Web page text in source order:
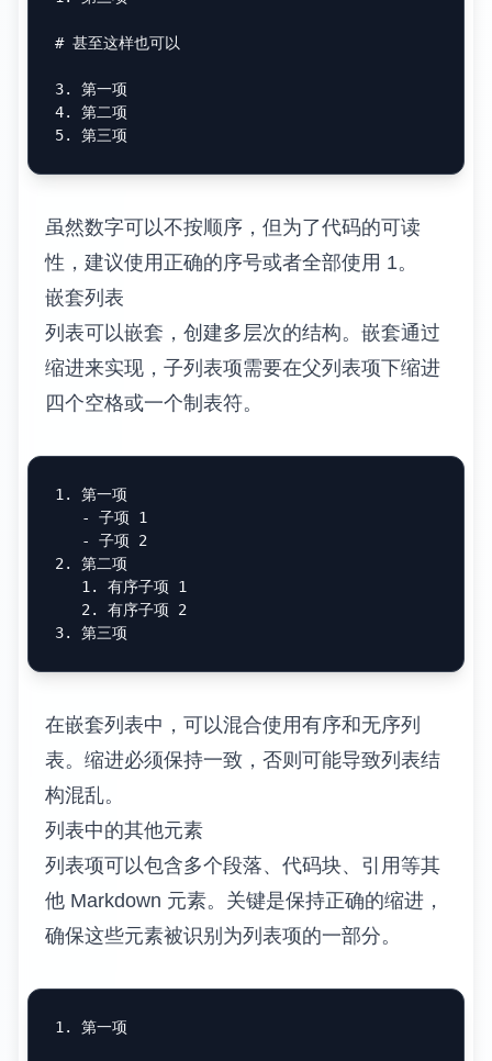
# 甚至这样也可以
3.
4.
5.
虽然数字可以不按顺序，但为了代码的可读
性，建议使用正确的序号或者全部使用 1。
嵌套列表
列表可以嵌套，创建多层次的结构。嵌套通过
缩进来实现，子列表项需要在父列表项下缩进
四个空格或一个制表符。
1.
   -
   -
2.
   1.
   2.
3.
在嵌套列表中，可以混合使用有序和无序列
表。缩进必须保持一致，否则可能导致列表结
构混乱。
列表中的其他元素
列表项可以包含多个段落、代码块、引用等其
他 Markdown 元素。关键是保持正确的缩进，
确保这些元素被识别为列表项的一部分。
1. 第一项